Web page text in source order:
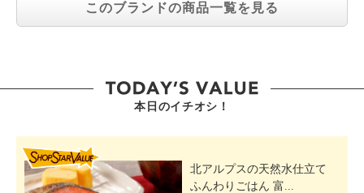
このブランドの商品一覧を見る
本日のイチオシ！
北アルプスの天然水仕立て
ふんわりごはん 富...